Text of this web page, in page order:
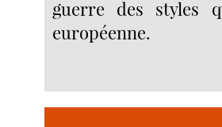
guerre des styles
européenne.